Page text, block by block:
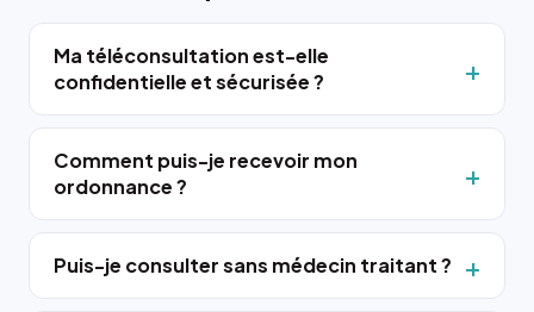
Ma téléconsultation est-elle
confidentielle et sécurisée ?
Comment puis-je recevoir mon
ordonnance ?
Puis-je consulter sans médecin traitant ?